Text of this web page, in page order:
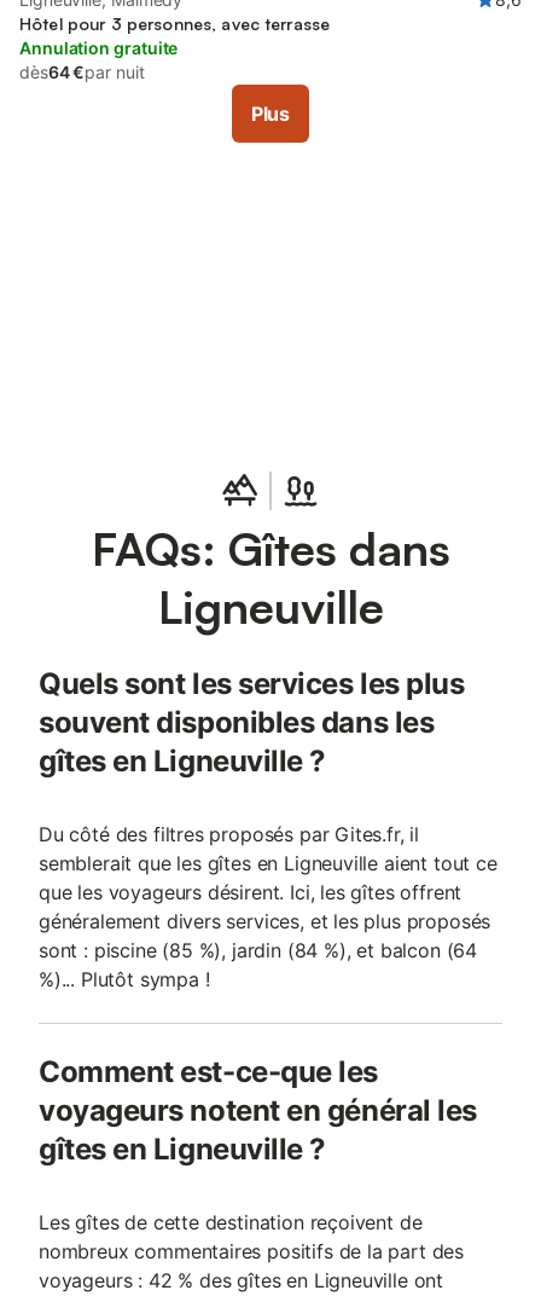
Hôtel pour 3 personnes, avec terrasse
Annulation gratuite
dès64 €par nuit
Plus
FAQs: Gîtes dans
Ligneuville
Quels sont les services les plus
souvent disponibles dans les
gîtes en Ligneuville ?
Du côté des filtres proposés par Gites.fr, il
semblerait que les gîtes en Ligneuville aient tout ce
que les voyageurs désirent. Ici, les gîtes offrent
généralement divers services, et les plus proposés
sont : piscine (85 %), jardin (84 %), et balcon (64
%)... Plutôt sympa !
Comment est-ce-que les
voyageurs notent en général les
gîtes en Ligneuville ?
Les gîtes de cette destination reçoivent de
nombreux commentaires positifs de la part des
voyageurs : 42 % des gîtes en Ligneuville ont